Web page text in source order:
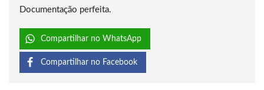
Documentação perfeita.
Compartilhar no WhatsApp
Compartilhar no Facebook